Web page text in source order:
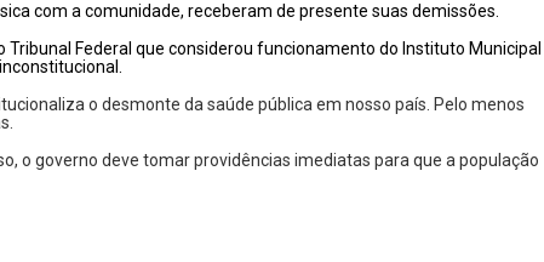
com a comunidade, receberam de presente suas demissões.
Federal que considerou funcionamento do Instituto Municipal
o desmonte da saúde pública em nosso país. Pelo menos
o governo deve tomar providências imediatas para que a população